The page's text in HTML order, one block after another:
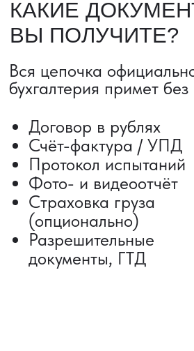
ВЫКУП ТОВАРОВ ИЗ КИТАЯ
Выкуп от 1 000 000 ₽
Выкуп с Alibaba
ДОСТАВКА ТОВАРОВ ИЗ КИТАЯ
Сроки от 5 дней
Авиадоставка
Сборный груз
Железнодорожные перевозки
Автогрузоперевозки
Контейнерные перевозки
Доставка образцов
Получить консультацию